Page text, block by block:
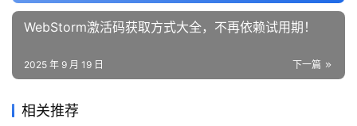
WebStorm激活码获取方式大全，不再依赖试用期！
下一篇
2025 年 9 月 19 日
相关推荐